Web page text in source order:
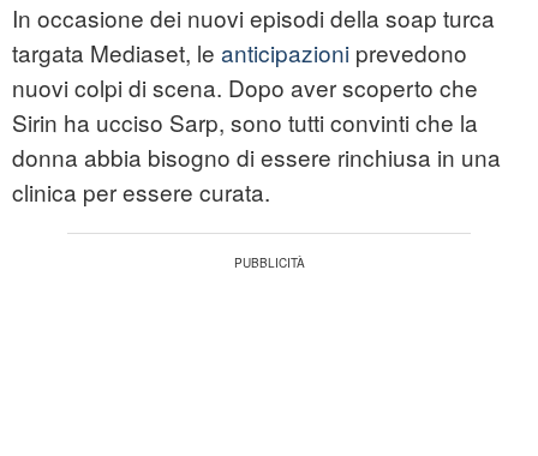
In occasione dei nuovi episodi della soap turca
targata Mediaset, le anticipazioni prevedono
nuovi colpi di scena. Dopo aver scoperto che
Sirin ha ucciso Sarp, sono tutti convinti che la
donna abbia bisogno di essere rinchiusa in una
clinica per essere curata.